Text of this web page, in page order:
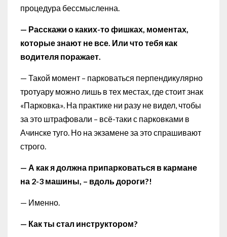
процедура бессмысленна.
— Расскажи о каких-то фишках, моментах,
которые знают не все. Или что тебя как
водителя поражает.
— Такой момент – парковаться перпендикулярно
тротуару можно лишь в тех местах, где стоит знак
«Парковка». На практике ни разу не видел, чтобы
за это штрафовали – всё-таки с парковками в
Ачинске туго. Но на экзамене за это спрашивают
строго.
— А как я должна припарковаться в кармане
на 2-3 машины, – вдоль дороги?!
— Именно.
— Как ты стал инструктором?